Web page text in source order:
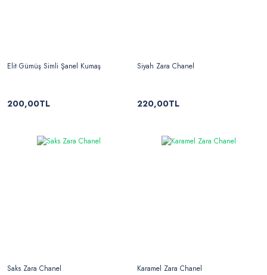
Elit Gümüş Simli Şanel Kumaş
200,00TL
Siyah Zara Chanel
220,00TL
Saks Zara Chanel Karamel Zara Chanel